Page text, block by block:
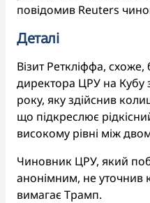
повідомив Reuters
Деталі
Візит Реткліффа,
директора ЦРУ на Кубу
року, яку здійснив
що підкреслює
високому рівні між
Чиновник ЦРУ, який
анонімним, не уточнив
вимагає Трамп.